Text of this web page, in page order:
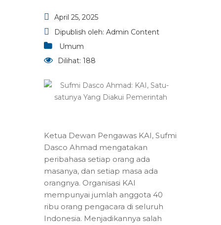
April 25, 2025
Dipublish oleh: Admin Content
Umum
Dilihat: 188
Ketua Dewan Pengawas KAI, Sufmi
Dasco Ahmad mengatakan
peribahasa setiap orang ada
masanya, dan setiap masa ada
orangnya. Organisasi KAI
mempunyai jumlah anggota 40
ribu orang pengacara di seluruh
Indonesia. Menjadikannya salah